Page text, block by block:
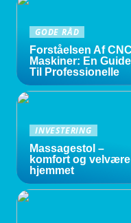
GODE RÅD
Forståelsen Af CNC
Maskiner: En Guide
Til Professionelle
INVESTERING
Massagestol –
komfort og
hjemmet